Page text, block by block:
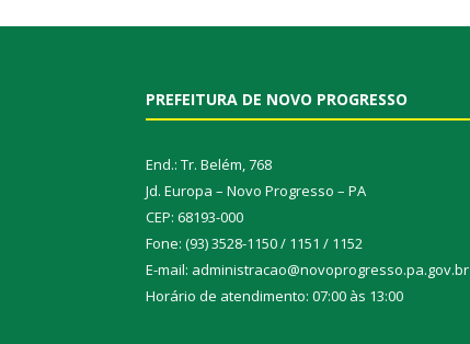
PREFEITURA DE NOVO PROGRESSO
End.: Tr. Belém, 768
Jd. Europa – Novo Progresso – PA
CEP: 68193-000
Fone: (93) 3528-1150 / 1151 / 1152
E-mail: administracao@novoprogresso.pa.gov.br
Horário de atendimento: 07:00 às 13:00